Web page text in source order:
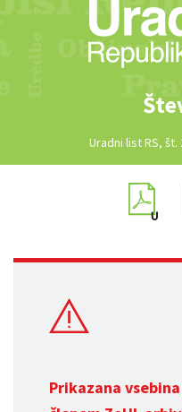
Uradni list RS, št.
Prikazana